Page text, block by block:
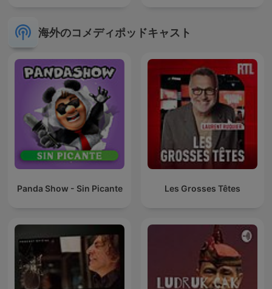
海外のコメディポッドキャスト
Panda Show - Sin Picante Les Grosses Têtes